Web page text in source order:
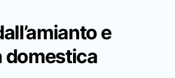
e
domestica